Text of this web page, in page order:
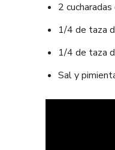
2
1/4 de taza
1/4 de taza
Sal y